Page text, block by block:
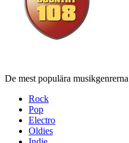
De mest populära musikgenrerna
Rock
Pop
Electro
Oldies